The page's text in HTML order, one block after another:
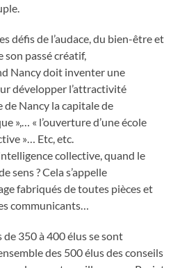
défis de l’audace, du bien-être et
son passé créatif,
Nancy doit inventer une
développer l’attractivité
Nancy la capitale de
»,… « l’ouverture d’une école
»… Etc, etc.
collective, quand le
sens ? Cela s’appelle
fabriqués de toutes pièces et
communicants…
350 à 400 élus se sont
des 500 élus des conseils